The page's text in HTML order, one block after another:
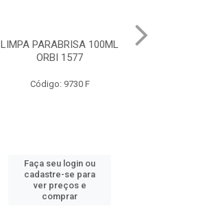
LIMPA PARABRISA 100ML
ORBI 1577
Código: 9730 F
Faça seu login ou
cadastre-se para
ver preços e
comprar